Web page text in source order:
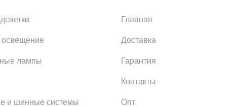
освещение
лампы
и шинные системы
Главная
Доставка
Гарантия
Контакты
Опт